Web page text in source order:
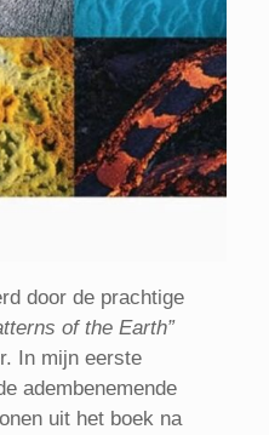
door de prachtige
of the Earth”
In mijn eerste
adembenemende
uit het boek na